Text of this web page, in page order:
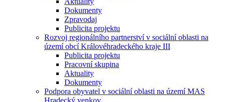
Dokumenty
Zpravodaj
Publicita projektu
Rozvoj regionálního partnerství v sociální oblasti na
území obcí Královéhradeckého kraje III
Publicita projektu
Pracovní skupina
Aktuality
Dokumenty
Podpora obyvatel v sociální oblasti na území MAS
Hradecký venkov